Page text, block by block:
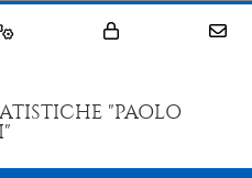
"PAOLO